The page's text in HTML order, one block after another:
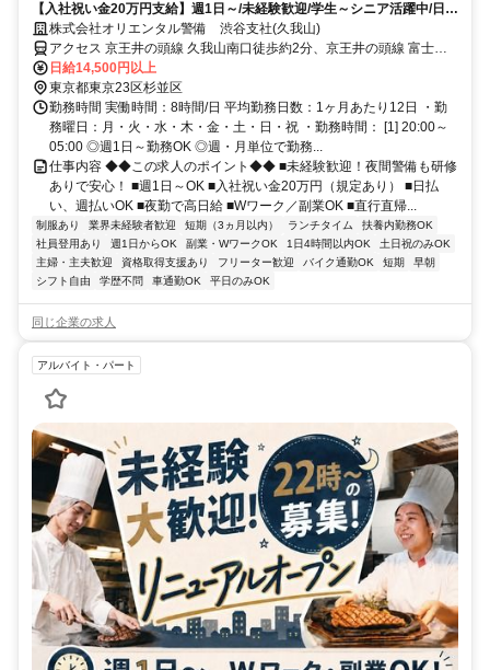
【入社祝い金20万円支給】週1日～/未経験歓迎/学生～シニア活躍中/日払
い・週払いOK/履歴書不要！
株式会社オリエンタル警備 渋谷支社(久我山)
アクセス 京王井の頭線 久我山南口徒歩約2分、京王井の頭線 富士見
ヶ丘南口徒歩約13分、京王井の頭線 三鷹台南口徒歩約14分 (面接地/
渋谷支社)東京都渋谷区渋谷3-13-11 TKビル3F
日給14,500円以上
東京都東京23区杉並区
勤務時間 実働時間：8時間/日 平均勤務日数：1ヶ月あたり12日 ・勤
務曜日：月・火・水・木・金・土・日・祝 ・勤務時間： [1] 20:00～
05:00 ◎週1日～勤務OK ◎週・月単位で勤務...
仕事内容 ◆◆この求人のポイント◆◆ ■未経験歓迎！夜間警備も研修
ありで安心！ ■週1日～OK ■入社祝い金20万円（規定あり） ■日払
い、週払いOK ■夜勤で高日給 ■Wワーク／副業OK ■直行直帰...
制服あり 業界未経験者歓迎 短期（3ヵ月以内） ランチタイム
扶養内勤務OK
社員登用あり
週1日からOK 副業・WワークOK 1日4時間以内OK
土日祝のみOK
主婦・主夫歓迎
資格取得支援あり フリーター歓迎 バイク通勤OK 短期
早朝
シフト自由
学歴不問 車通勤OK 平日のみOK
同じ企業の求人
アルバイト・パート